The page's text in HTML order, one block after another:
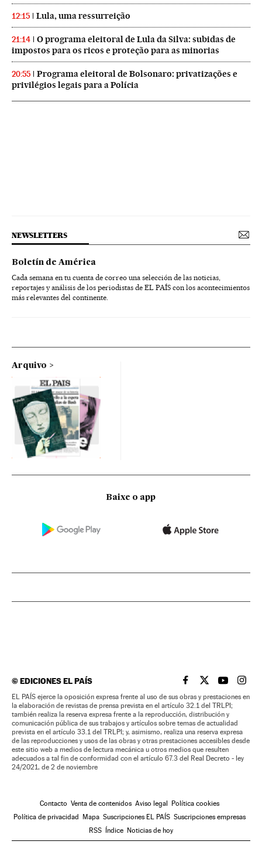
12:15 Lula, uma ressurreição
21:14
O programa eleitoral de Lula da Silva: subidas de
impostos para os ricos e proteção para as minorias
20:55
Programa eleitoral de Bolsonaro: privatizações e
privilégios legais para a Polícia
NEWSLETTERS
Boletín de América
Cada semana en tu cuenta de correo una selección de las noticias,
reportajes y análisis de los periodistas de EL PAÍS con los acontecimientos
más relevantes del continente.
Arquivo
Baixe o app
©EDICIONES EL PAÍS EL PAÍS BRASIL EN
EL PAÍSEL PAÍS
EL
EL PAÍS ejerce la oposición expresa frente al uso de sus obras y prestaciones en
la elaboración de revistas de prensa prevista en el artículo 32.1 del TRLPI;
también realiza la reserva expresa frente a la reproducción, distribución y
comunicación pública de sus trabajos y artículos sobre temas de actualidad
prevista en el artículo 33.1 del TRLPI; y, asimismo, realiza una reserva expresa
de las reproducciones y usos de las obras y otras prestaciones accesibles desde
este sitio web a medios de lectura mecánica u otros medios que resulten
adecuados a tal fin de conformidad con el artículo 67.3 del Real Decreto - ley
24/2021, de 2 de noviembre
Contacto Venta de contenidos Aviso legal
Política cookies
Política de privacidad
Mapa Suscripciones EL PAÍS Suscripciones empresas
RSS
Índice Noticias de hoy